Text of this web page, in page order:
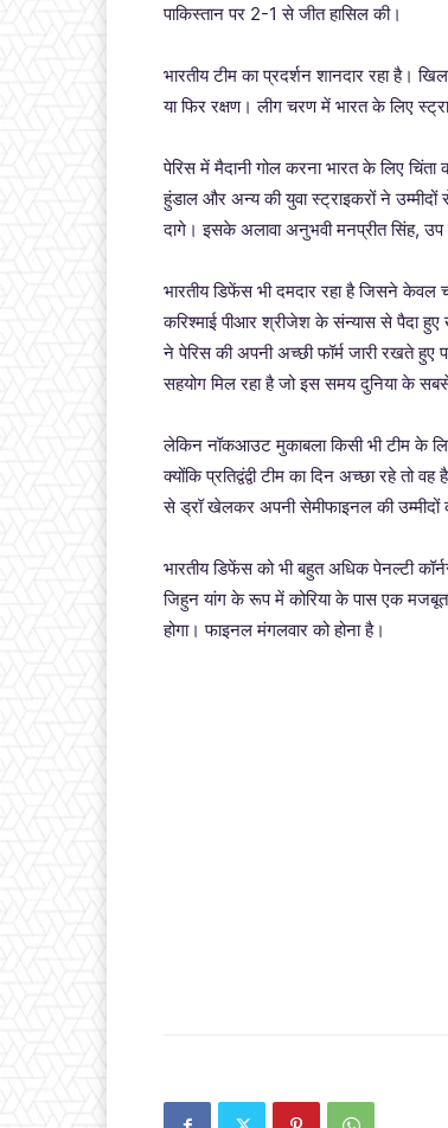
पाकिस्तान पर 2-1 से जीत हासिल की।
भारतीय टीम का प्रदर्शन शानदार रहा है।
या फिर रक्षण। लीग चरण में भारत के लिए
पेरिस में मैदानी गोल करना भारत के लिए
हुंडाल और अन्य की युवा स्ट्राइकरों ने
दागे। इसके अलावा अनुभवी मनप्रीत सिंह, उप
भारतीय डिफेंस भी दमदार रहा है जिसने
करिश्माई पीआर श्रीजेश के संन्यास से पैदा हुए
ने पेरिस की अपनी अच्छी फॉर्म जारी रखते हुए
सहयोग मिल रहा है जो इस समय दुनिया के
लेकिन नॉकआउट मुकाबला किसी भी टीम के
क्योंकि प्रतिद्वंद्वी टीम का दिन अच्छा रहे
से ड्रॉ खेलकर अपनी सेमीफाइनल की उम्मीदों
भारतीय डिफेंस को भी बहुत अधिक पेनल्टी
जिहुन यांग के रूप में कोरिया के पास एक
होगा। फाइनल मंगलवार को होना है।